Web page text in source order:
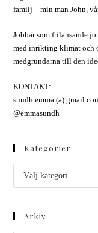
familj – min man John,
Jobbar som frilansande
med inrikting klimat och
medgrundarna till den
KONTAKT:
sundh.emma (a)
@emmasundh
Kategorier
Arkiv